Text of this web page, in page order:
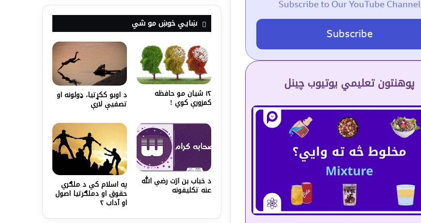
Subscribe to Our YouTube Channel
Subscribe
پوهنتون تعلیمي یوتیوب چینل
ښايي خوښ مو شي
۱۲ شیان مو حافظه
کمزورې کوي !
د اوبو ککړتیا، ډولونه او
تصفیې لارې
د خباب بن ارَت رضي الله
عنه تکليفونه په اسلام کي د ملګري
حقوق او دملګرتیا اصول
او آداب ۲